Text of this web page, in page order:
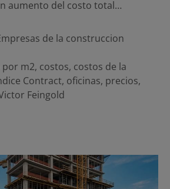
aumento del costo total…
de la construccion
por m2, costos, costos de la
Contract, oficinas, precios,
Feingold